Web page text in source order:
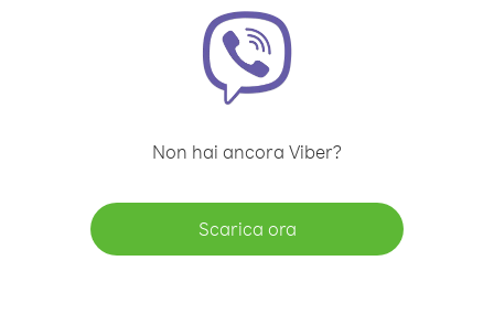
Non hai ancora Viber?
Scarica ora